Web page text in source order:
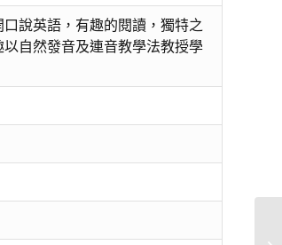
說英語，有趣的閱讀，獨特之
自然發音及連音教學法教授學